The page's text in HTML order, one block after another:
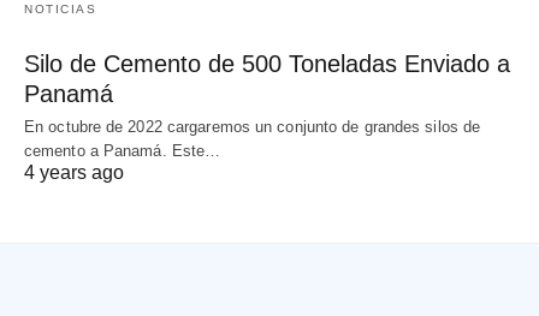
NOTICIAS
Silo de Cemento de 500 Toneladas Enviado a
Panamá
En octubre de 2022 cargaremos un conjunto de grandes silos de
cemento a Panamá. Este…
4 years ago